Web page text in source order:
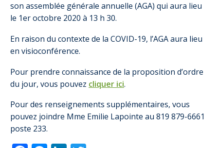
son assemblée générale annuelle (AGA) qui aura lieu
le 1er octobre 2020 à 13 h 30.
En raison du contexte de la COVID-19, l’AGA aura lieu
en visioconférence.
Pour prendre connaissance de la proposition d’ordre
du jour, vous pouvez cliquer ici.
Pour des renseignements supplémentaires, vous
pouvez joindre Mme Emilie Lapointe au 819 879-6661
poste 233.